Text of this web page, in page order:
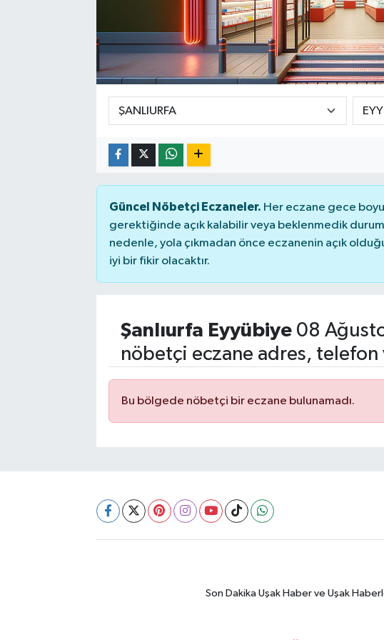
Güncel Nöbetçi Eczaneler. Her eczane gece
gerektiğinde açık kalabilir veya beklenmedik
nedenle, yola çıkmadan önce eczanenin açık
iyi bir fikir olacaktır.
Şanlıurfa Eyyübiye08
nöbetçi eczane adres, telefon
Bu bölgede nöbetçi bir eczane bulunamadı.
Son Dakika Uşak Haber ve Uşak
HABERDE İNSAN
KÜLTÜR-SANAT
ÖZEL HABER